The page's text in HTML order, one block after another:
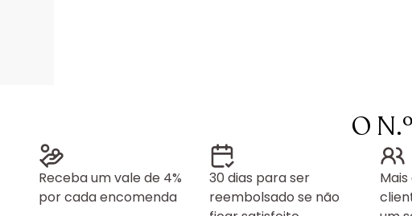
O
Receba um vale de 4%
por cada encomenda
30 dias para ser
reembolsado se não